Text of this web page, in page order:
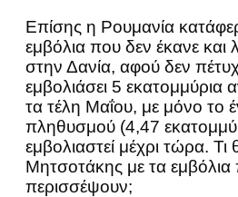
Επίσης η Ρουμανία
εμβόλια που δεν έκανε και
στην Δανία, αφού δεν
εμβολιάσει 5 εκατομμύρια
τα τέλη Μαΐου, με μόνο το
πληθυσμού (4,47
εμβολιαστεί μέχρι τώρα. Τι
Μητσοτάκης με τα
περισσέψουν;